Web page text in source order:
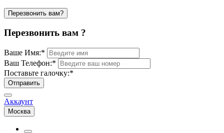
Перезвонить вам?
Перезвонить вам ?
Ваше Имя:*
Ваш Телефон:*
Поставьте галочку:*
Отправить
Аккаунт
Москва